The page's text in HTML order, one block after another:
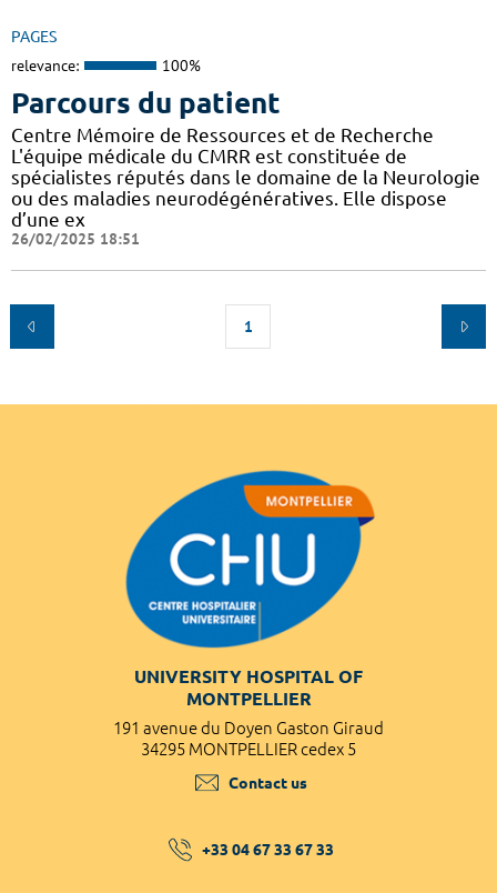
PAGES
relevance: 100%
Parcours du patient
Centre Mémoire de Ressources et de Recherche
L'équipe médicale du CMRR est constituée de
spécialistes réputés dans le domaine de la Neurologie
ou des maladies neurodégénératives. Elle dispose
d’une ex
26/02/2025 18:51
1
UNIVERSITY HOSPITAL OF
MONTPELLIER
191 avenue du Doyen Gaston Giraud
34295 MONTPELLIER cedex 5
Contact us
+33 04 67 33 67 33